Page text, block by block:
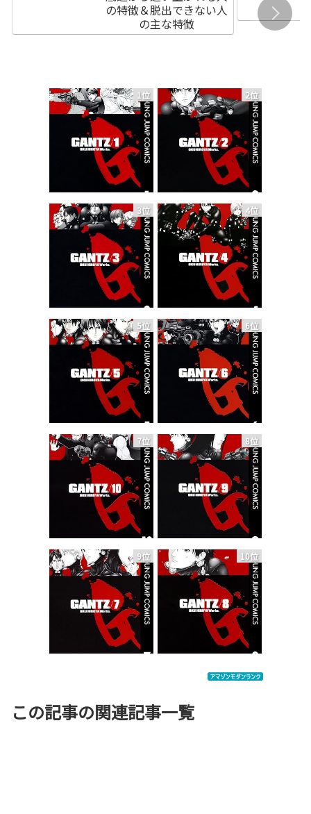
の特徴＆脱出できない人
の主な特徴
1位 2位
3位 4位
5位 6位
7位 8位
9位 10位
この記事の関連記事一覧